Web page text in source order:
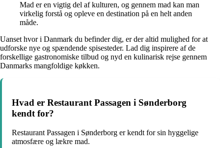
Mad er en vigtig del af kulturen, og gennem mad kan man
virkelig forstå og opleve en destination på en helt anden
måde.
Uanset hvor i Danmark du befinder dig, er der altid mulighed for at
udforske nye og spændende spisesteder. Lad dig inspirere af de
forskellige gastronomiske tilbud og nyd en kulinarisk rejse gennem
Danmarks mangfoldige køkken.
Hvad er Restaurant Passagen i Sønderborg
kendt for?
Restaurant Passagen i Sønderborg er kendt for sin hyggelige
atmosfære og lækre mad.